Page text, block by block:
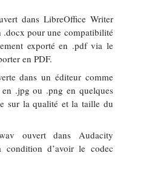
dans LibreOffice Writer
.docx pour une compatibilité
exporté en .pdf via le
en PDF.
dans un éditeur comme
.jpg ou .png en quelques
sur la qualité et la taille du
ouvert dans Audacity
condition d’avoir le codec